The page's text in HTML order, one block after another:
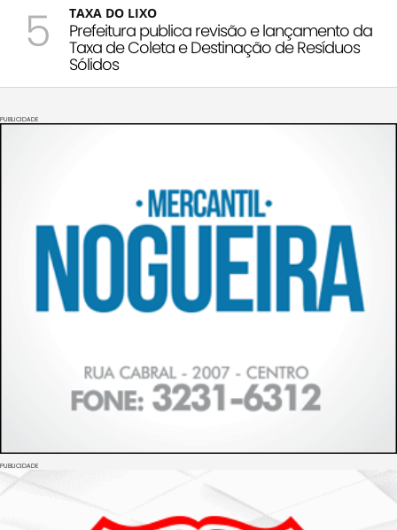
5 TAXA DO LIXO
Prefeitura publica revisão e lançamento da
Taxa de Coleta e Destinação de Resíduos
Sólidos
PUBLICIDADE
PUBLICIDADE